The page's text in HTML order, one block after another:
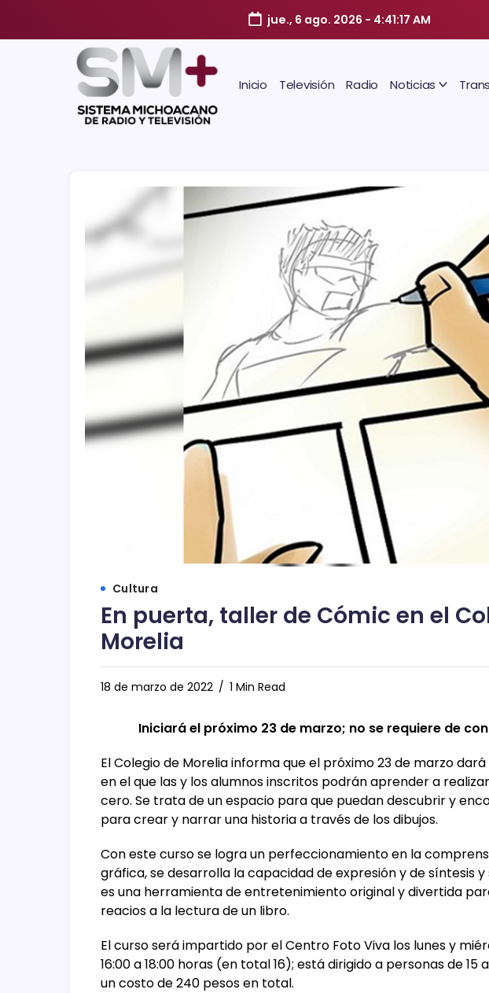
jue., 6 ago. 2026 - 4:41:18 AM
Inicio Televisión Radio Noticias
Cultura
En puerta, taller de Cómic en el
Morelia
18 de marzo de 2022 1 Min Read
Iniciará el próximo 23 de marzo; no se requiere de
El Colegio de Morelia informa que el próximo 23 de marzo
en el que las y los alumnos inscritos podrán aprender a
cero. Se trata de un espacio para que puedan descubrir y
para crear y narrar una historia a través de los dibujos.
Con este curso se logra un perfeccionamiento en la
gráfica, se desarrolla la capacidad de expresión y de síntesis
es una herramienta de entretenimiento original y divertida
reacios a la lectura de un libro.
El curso será impartido por el Centro Foto Viva los lunes y
16:00 a 18:00 horas (en total 16); está dirigido a personas de
un costo de 240 pesos en total.